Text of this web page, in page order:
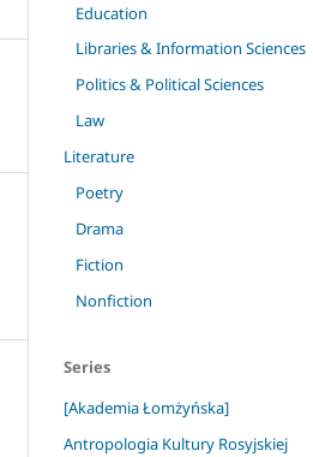
Education
Libraries & Information Sciences
Politics & Political Sciences
Law
Literature
Poetry
Drama
Fiction
Nonfiction
Series
[Akademia Łomżyńska]
Antropologia Kultury Rosyjskiej